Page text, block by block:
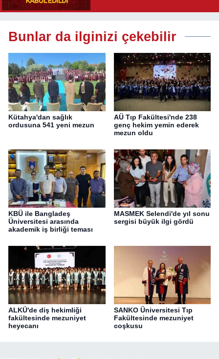
Bunlar da ilginizi çekebilir
Kütahya'dan sağlık
ordusuna 541 yeni mezun
AÜ Tıp Fakültesi'nde 238
genç hekim yemin ederek
mezun oldu
KBÜ ile Bangladeş
Üniversitesi arasında
akademik iş birliği teması
MASMEK Selendi'de yıl sonu
sergisi büyük ilgi gördü
ALKÜ'de diş hekimliği
fakültesinde mezuniyet
heyecanı
SANKO Üniversitesi Tıp
Fakültesinde mezuniyet
coşkusu